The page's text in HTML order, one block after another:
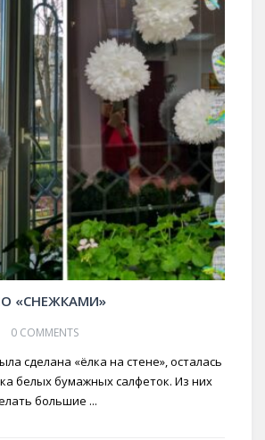
«СНЕЖКАМИ»
0 COMMENTS
сделана «ёлка на стене», осталась
белых бумажных салфеток. Из них
большие ...